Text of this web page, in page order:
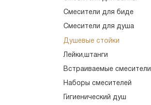
Смесители для биде
Смесители для душа
Душевые стойки
Лейки,штанги
Встраиваемые смесители
Наборы смесителей
Гигиенический душ